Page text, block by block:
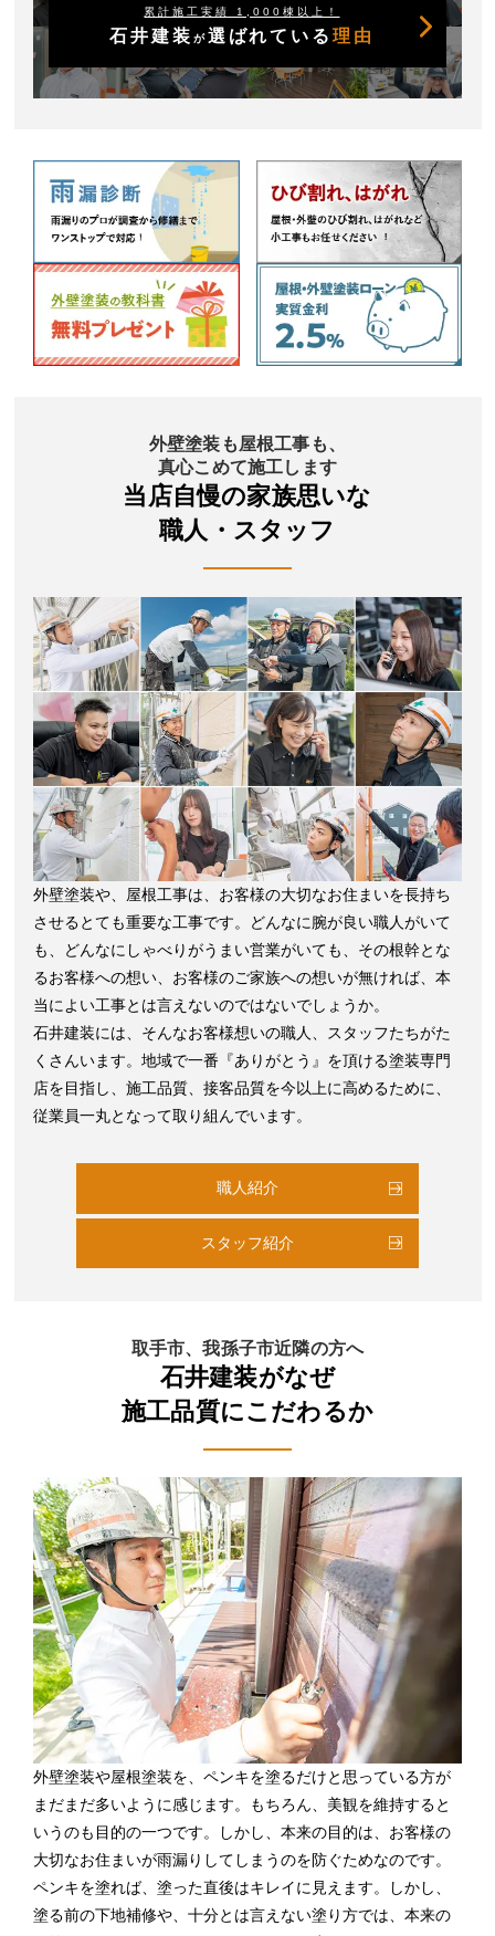
累計施工実績 1,000棟以上！
石井建装 が選ばれている理由
外壁塗装も屋根工事も、
真心こめて施工します
当店自慢の家族思いな
職人・スタッフ
外壁塗装や、屋根工事は、お客様の大切なお住まいを長持ち
させるとても重要な工事です。どんなに腕が良い職人がいて
も、どんなにしゃべりがうまい営業がいても、その根幹とな
るお客様への想い、お客様のご家族への想いが無ければ、本
当によい工事とは言えないのではないでしょうか。
石井建装には、そんなお客様想いの職人、スタッフたちがた
くさんいます。地域で一番『ありがとう』を頂ける塗装専門
店を目指し、施工品質、接客品質を今以上に高めるために、
従業員一丸となって取り組んでいます。
職人紹介
スタッフ紹介
取手市、我孫子市近隣の方へ
石井建装がなぜ
施工品質にこだわるか
外壁塗装や屋根塗装を、ペンキを塗るだけと思っている方が
まだまだ多いように感じます。もちろん、美観を維持すると
いうのも目的の一つです。しかし、本来の目的は、お客様の
大切なお住まいが雨漏りしてしまうのを防ぐためなのです。
ペンキを塗れば、塗った直後はキレイに見えます。しかし、
塗る前の下地補修や、十分とは言えない塗り方では、本来の